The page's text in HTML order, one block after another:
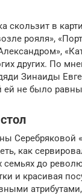
скользит в
рояля»,
других. По
Зинаиды
ей не было
Серебряковой
как
семьях до
и красивая